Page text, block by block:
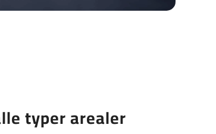
typer arealer